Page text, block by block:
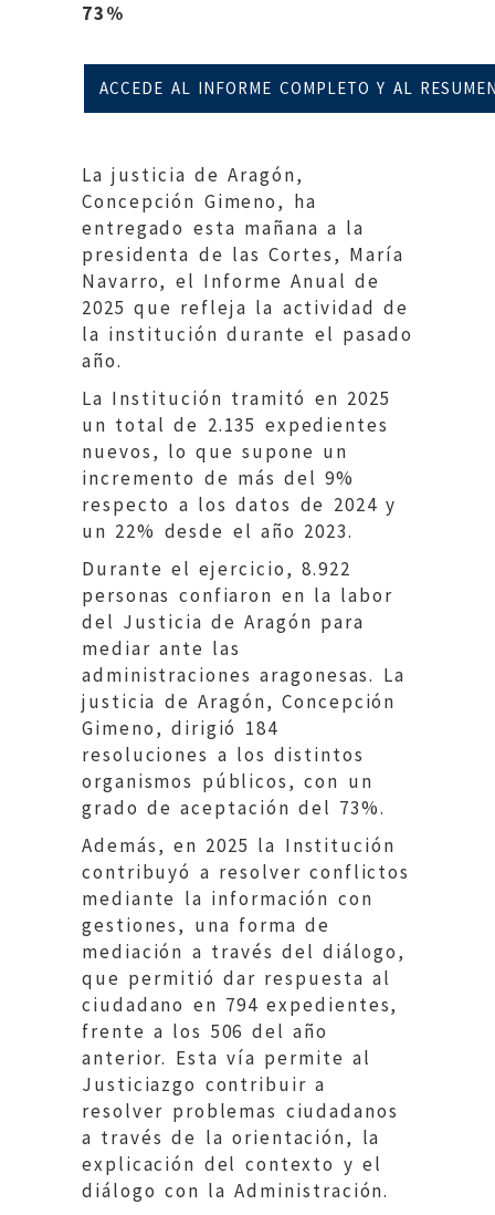
73%
ACCEDE AL INFORME COMPLETO Y AL
La justicia de Aragón,
Concepción Gimeno, ha
entregado esta mañana a la
presidenta de las Cortes, María
Navarro, el Informe Anual de
2025 que refleja la actividad de
la institución durante el pasado
año.
La Institución tramitó en 2025
un total de 2.135 expedientes
nuevos, lo que supone un
incremento de más del 9%
respecto a los datos de 2024 y
un 22% desde el año 2023.
Durante el ejercicio, 8.922
personas confiaron en la labor
del Justicia de Aragón para
mediar ante las
administraciones aragonesas. La
justicia de Aragón, Concepción
Gimeno, dirigió 184
resoluciones a los distintos
organismos públicos, con un
grado de aceptación del 73%.
Además, en 2025 la Institución
contribuyó a resolver conflictos
mediante la información con
gestiones, una forma de
mediación a través del diálogo,
que permitió dar respuesta al
ciudadano en 794 expedientes,
frente a los 506 del año
anterior. Esta vía permite al
Justiciazgo contribuir a
resolver problemas ciudadanos
a través de la orientación, la
explicación del contexto y el
diálogo con la Administración.